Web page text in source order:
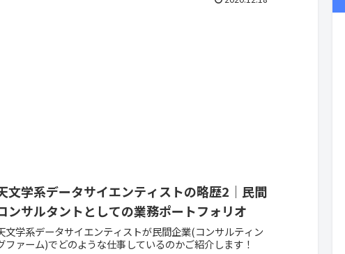
文学系データサイエンティストの略歴2｜民間
ンサルタントとしての業務ポートフォリオ
文学系データサイエンティストが民間企業(コンサルティン
ファーム)でどのような仕事しているのかご紹介します！